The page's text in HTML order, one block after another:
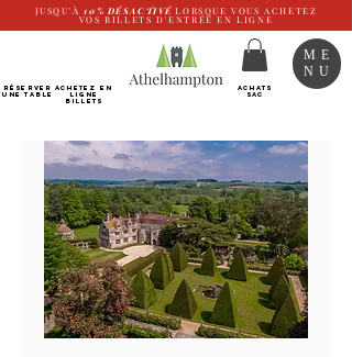
JUSQU'À 10% DÉSACTIVÉ LORSQUE VOUS ACHETEZ
VOS BILLETS D'ENTRÉE EN LIGNE
RÉSERVER
UNE TABLE
Achetez EN
LIGNE
Billets
ACHATS
SAC
ME
NU